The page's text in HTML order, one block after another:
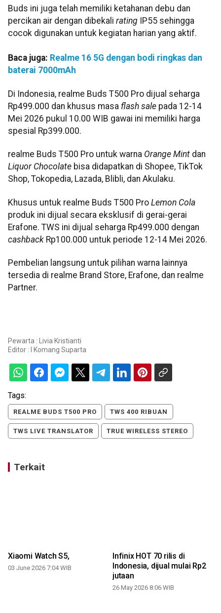
Buds ini juga telah memiliki ketahanan debu dan
percikan air dengan dibekali rating IP55 sehingga
cocok digunakan untuk kegiatan harian yang aktif.
Baca juga: Realme 16 5G dengan bodi ringkas dan
baterai 7000mAh
Di Indonesia, realme Buds T500 Pro dijual seharga
Rp499.000 dan khusus masa flash sale pada 12-14
Mei 2026 pukul 10.00 WIB gawai ini memiliki harga
spesial Rp399.000.
realme Buds T500 Pro untuk warna Orange Mint dan
Liquor Chocolate bisa didapatkan di Shopee, TikTok
Shop, Tokopedia, Lazada, Blibli, dan Akulaku.
Khusus untuk realme Buds T500 Pro Lemon Cola
produk ini dijual secara eksklusif di gerai-gerai
Erafone. TWS ini dijual seharga Rp499.000 dengan
cashback Rp100.000 untuk periode 12-14 Mei 2026.
Pembelian langsung untuk pilihan warna lainnya
tersedia di realme Brand Store, Erafone, dan realme
Partner.
Pewarta : Livia Kristianti
Editor :
I Komang Suparta
Tags:
REALME BUDS T500 PRO TWS 400 RIBUAN
TWS LIVE TRANSLATOR TRUE WIRELESS STEREO
Terkait
Xiaomi Watch S5,
03 June 2026 7:04 WIB
Infinix HOT 70 rilis di
Indonesia, dijual mulai Rp2
jutaan
26 May 2026 8:06 WIB